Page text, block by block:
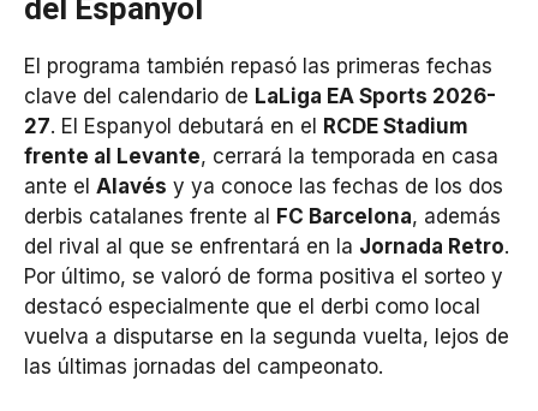
del Espanyol
El programa también repasó las primeras fechas
clave del calendario de LaLiga EA Sports 2026-
27. El Espanyol debutará en el RCDE Stadium
frente al Levante, cerrará la temporada en casa
ante el Alavés y ya conoce las fechas de los dos
derbis catalanes frente al FC Barcelona, además
del rival al que se enfrentará en la Jornada Retro.
Por último, se valoró de forma positiva el sorteo y
destacó especialmente que el derbi como local
vuelva a disputarse en la segunda vuelta, lejos de
las últimas jornadas del campeonato.